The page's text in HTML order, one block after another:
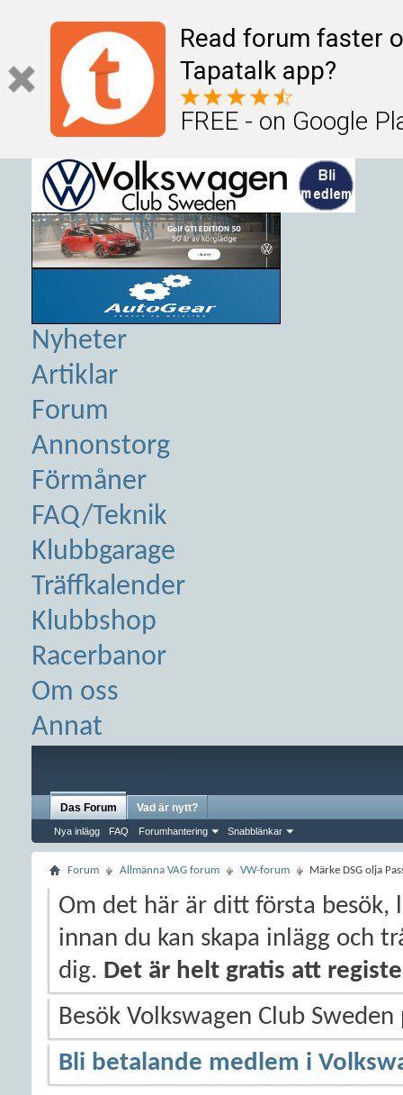
Read forum faster
Tapatalk app?
FREE - on Google
Nyheter
Artiklar
Forum
Annonstorg
Förmåner
FAQ/Teknik
Klubbgarage
Träffkalender
Klubbshop
Racerbanor
Om oss
Annat
Das Forum
Nya inlägg FAQ Forumhantering Snabblänkar
Vad är nytt?
Forum Allmänna VAG forum VW-forum Märke DSG olja
Om det här är ditt första besök,
innan du kan skapa inlägg och
dig. Det är helt gratis att
Besök Volkswagen Club
Bli betalande medlem i